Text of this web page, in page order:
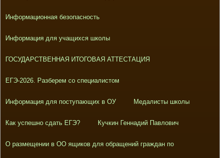
Информационная безопасность
Информация для учащихся школы
ГОСУДАРСТВЕННАЯ ИТОГОВАЯ АТТЕСТАЦИЯ
ЕГЭ-2026. Разберем со специалистом
Информация для поступающих в ОУ Медалисты школы
Как успешно сдать ЕГЭ? Кучкин Геннадий Павлович
О размещении в ОО ящиков для обращений граждан по